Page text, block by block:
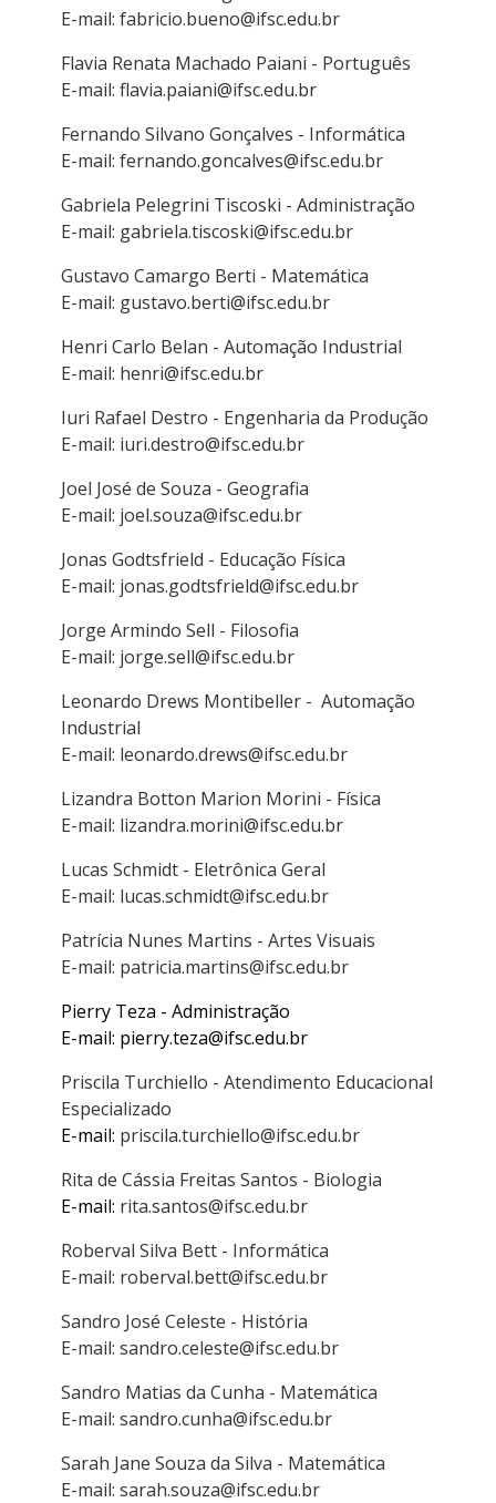
E-mail: fabricio.bueno@ifsc.edu.br
Flavia Renata Machado Paiani - Português
E-mail: flavia.paiani@ifsc.edu.br
Fernando Silvano Gonçalves - Informática
E-mail: fernando.goncalves@ifsc.edu.br
Gabriela Pelegrini Tiscoski - Administração
E-mail: gabriela.tiscoski@ifsc.edu.br
Gustavo Camargo Berti - Matemática
E-mail: gustavo.berti@ifsc.edu.br
Henri Carlo Belan - Automação Industrial
E-mail: henri@ifsc.edu.br
Iuri Rafael Destro - Engenharia da Produção
E-mail: iuri.destro@ifsc.edu.br
Joel José de Souza - Geografia
E-mail: joel.souza@ifsc.edu.br
Jonas Godtsfrield - Educação Física
E-mail: jonas.godtsfrield@ifsc.edu.br
Jorge Armindo Sell - Filosofia
E-mail: jorge.sell@ifsc.edu.br
Leonardo Drews Montibeller - Automação
Industrial
E-mail: leonardo.drews@ifsc.edu.br
Lizandra Botton Marion Morini - Física
E-mail: lizandra.morini@ifsc.edu.br
Lucas Schmidt - Eletrônica Geral
E-mail: lucas.schmidt@ifsc.edu.br
Patrícia Nunes Martins - Artes Visuais
E-mail: patricia.martins@ifsc.edu.br
Pierry Teza - Administração
E-mail: pierry.teza@ifsc.edu.br
Priscila Turchiello - Atendimento Educacional
Especializado
E-mail: priscila.turchiello@ifsc.edu.br
Rita de Cássia Freitas Santos - Biologia
E-mail: rita.santos@ifsc.edu.br
Roberval Silva Bett - Informática
E-mail: roberval.bett@ifsc.edu.br
Sandro José Celeste - História
E-mail: sandro.celeste@ifsc.edu.br
Sandro Matias da Cunha - Matemática
E-mail: sandro.cunha@ifsc.edu.br
Sarah Jane Souza da Silva - Matemática
E-mail: sarah.souza@ifsc.edu.br